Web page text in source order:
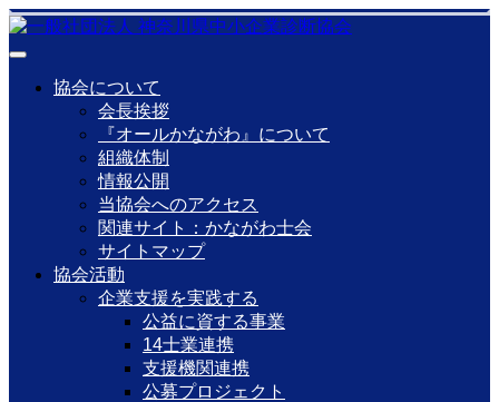
協会について
会長挨拶
『オールかながわ』について
組織体制
情報公開
当協会へのアクセス
関連サイト：かながわ士会
サイトマップ
協会活動
企業支援を実践する
公益に資する事業
14士業連携
支援機関連携
公募プロジェクト